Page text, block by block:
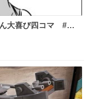
大喜び四コマ #四
シュタグ